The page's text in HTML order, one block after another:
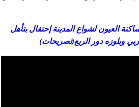
العيون لشواع المدينة إحتفال بتأهل
وبلوزه دور الربع(تصريحات)